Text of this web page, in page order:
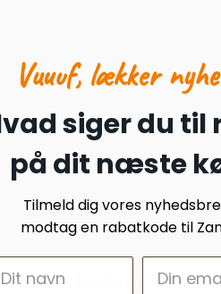
pose – Kalkun &
Vuuuf, lækker
siger du til
på dit næste
Tilmeld dig vores
modtag en rabatkode til